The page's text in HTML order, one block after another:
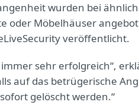
wurden bei
oder Möbelhäuser
veröffentlicht.
sehr erfolgreich“,
auf das betrügerische
gelöscht werden.“